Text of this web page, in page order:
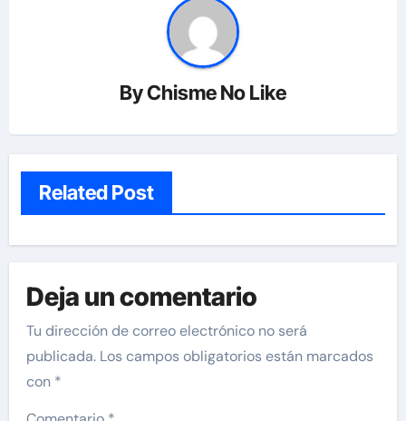
ByChisme No Like
Related Post
Deja un comentario
Tu dirección de correo electrónico no será
publicada. Los campos obligatorios están marcados
con *